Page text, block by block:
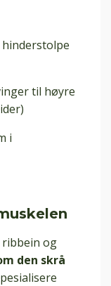
til høyre
i
og
den skrå